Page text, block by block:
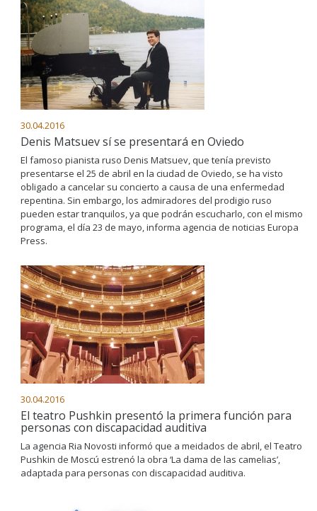
30.04.2016
Denis Matsuev sí se presentará en Oviedo
El famoso pianista ruso Denis Matsuev, que tenía previsto
presentarse el 25 de abril en la ciudad de Oviedo, se ha visto
obligado a cancelar su concierto a causa de una enfermedad
repentina. Sin embargo, los admiradores del prodigio ruso
pueden estar tranquilos, ya que podrán escucharlo, con el mismo
programa, el día 23 de mayo, informa agencia de noticias Europa
Press.
30.04.2016
El teatro Pushkin presentó la primera función para
personas con discapacidad auditiva
La agencia Ria Novosti informó que a meidados de abril, el Teatro
Pushkin de Moscú estrenó la obra ‘La dama de las camelias’,
adaptada para personas con discapacidad auditiva.